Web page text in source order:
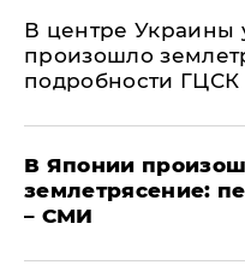
В центре Украины
произошло
подробности ГЦСК
В Японии
землетрясение:
– СМИ